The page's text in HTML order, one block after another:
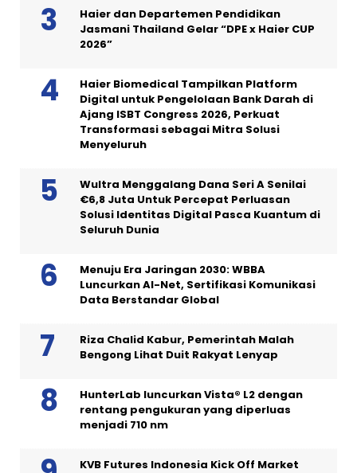
Haier dan Departemen Pendidikan
Jasmani Thailand Gelar “DPE x Haier CUP
2026”
Haier Biomedical Tampilkan Platform
Digital untuk Pengelolaan Bank Darah di
Ajang ISBT Congress 2026, Perkuat
Transformasi sebagai Mitra Solusi
Menyeluruh
Wultra Menggalang Dana Seri A Senilai
€6,8 Juta Untuk Percepat Perluasan
Solusi Identitas Digital Pasca Kuantum di
Seluruh Dunia
Menuju Era Jaringan 2030: WBBA
Luncurkan AI-Net, Sertifikasi Komunikasi
Data Berstandar Global
Riza Chalid Kabur, Pemerintah Malah
Bengong Lihat Duit Rakyat Lenyap
HunterLab luncurkan Vista® L2 dengan
rentang pengukuran yang diperluas
menjadi 710 nm
KVB Futures Indonesia Kick Off Market